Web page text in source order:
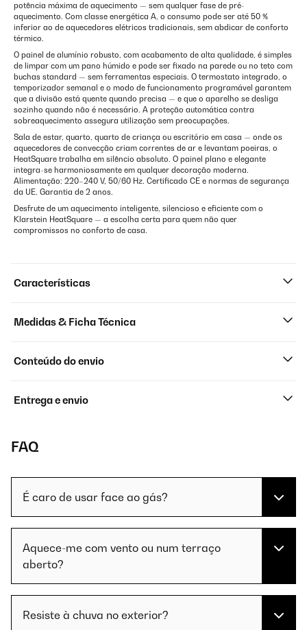
potência máxima de aquecimento — sem qualquer fase de pré-
aquecimento. Com classe energética A, o consumo pode ser até 50 %
inferior ao de aquecedores elétricos tradicionais, sem abdicar de conforto
térmico.
O painel de alumínio robusto, com acabamento de alta qualidade, é simples
de limpar com um pano húmido e pode ser fixado na parede ou no teto com
buchas standard — sem ferramentas especiais. O termostato integrado, o
temporizador semanal e o modo de funcionamento programável garantem
que a divisão está quente quando precisa — e que o aparelho se desliga
sozinho quando não é necessário. A proteção automática contra
sobreaquecimento assegura utilização sem preocupações.
Sala de estar, quarto, quarto de criança ou escritório em casa — onde os
aquecedores de convecção criam correntes de ar e levantam poeiras, o
HeatSquare trabalha em silêncio absoluto. O painel plano e elegante
integra-se harmoniosamente em qualquer decoração moderna.
Alimentação: 220–240 V, 50/60 Hz. Certificado CE e normas de segurança
da UE. Garantia de 2 anos.
Desfrute de um aquecimento inteligente, silencioso e eficiente com o
Klarstein HeatSquare — a escolha certa para quem não quer
compromissos no conforto de casa.
Características
Medidas & Ficha Técnica
Conteúdo do envio
Entrega e envio
FAQ
É caro de usar face ao gás?
Aquece-me com vento ou num terraço
aberto?
Resiste à chuva no exterior?